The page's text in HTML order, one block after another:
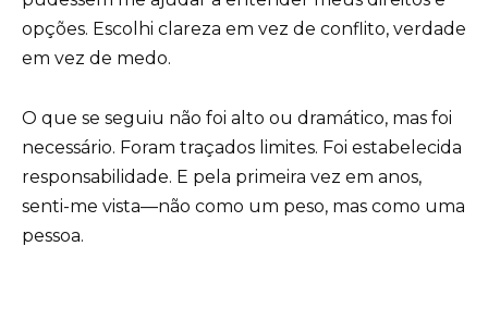
opções. Escolhi clareza em vez de conflito, verdade
em vez de medo.
O que se seguiu não foi alto ou dramático, mas foi
necessário. Foram traçados limites. Foi estabelecida
responsabilidade. E pela primeira vez em anos,
senti-me vista—não como um peso, mas como uma
pessoa.